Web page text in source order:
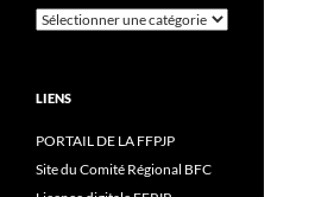
Catégories
LIENS
PORTAIL DE LA FFPJP
Site du Comité Régional BFC